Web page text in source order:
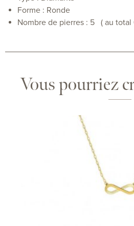
Forme : Ronde
Nombre de pierres : 5 ( au total
Vous pourriez